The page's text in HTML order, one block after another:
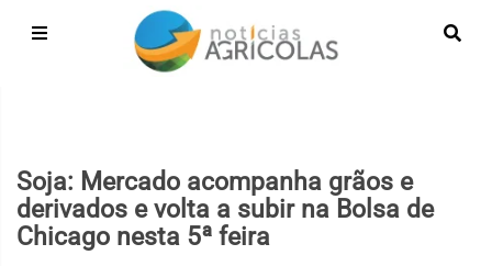
Soja: Mercado acompanha grãos e
derivados e volta a subir na Bolsa de
Chicago nesta 5ª feira